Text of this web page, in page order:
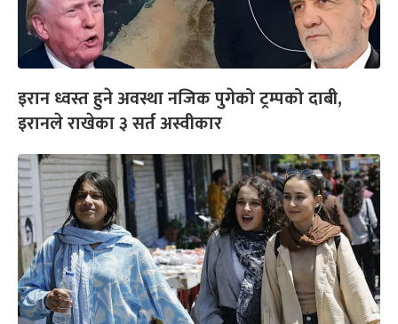
इरान ध्वस्त हुने अवस्था नजिक पुगेको ट्रम्पको दाबी,
इरानले राखेका ३ सर्त अस्वीकार